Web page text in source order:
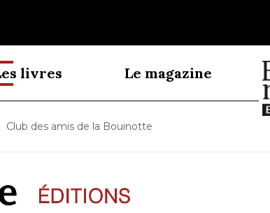
livres Le magazine
Club des amis de la Bouinotte